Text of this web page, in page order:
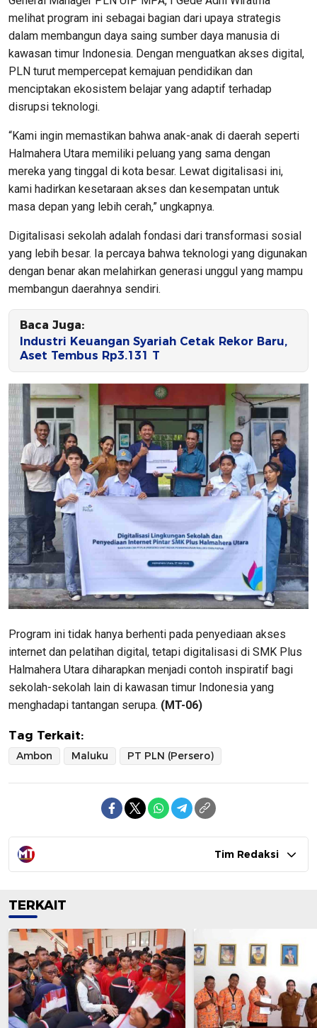
melihat program ini sebagai bagian dari upaya strategis
dalam membangun daya saing sumber daya manusia di
kawasan timur Indonesia. Dengan menguatkan akses digital,
PLN turut mempercepat kemajuan pendidikan dan
menciptakan ekosistem belajar yang adaptif terhadap
disrupsi teknologi.
“Kami ingin memastikan bahwa anak-anak di daerah seperti
Halmahera Utara memiliki peluang yang sama dengan
mereka yang tinggal di kota besar. Lewat digitalisasi ini,
kami hadirkan kesetaraan akses dan kesempatan untuk
masa depan yang lebih cerah,” ungkapnya.
Digitalisasi sekolah adalah fondasi dari transformasi sosial
yang lebih besar. Ia percaya bahwa teknologi yang digunakan
dengan benar akan melahirkan generasi unggul yang mampu
membangun daerahnya sendiri.
Baca Juga:
Industri Keuangan Syariah Cetak Rekor Baru,
Aset Tembus Rp3.131 T
Program ini tidak hanya berhenti pada penyediaan akses
internet dan pelatihan digital, tetapi digitalisasi di SMK Plus
Halmahera Utara diharapkan menjadi contoh inspiratif bagi
sekolah-sekolah lain di kawasan timur Indonesia yang
menghadapi tantangan serupa. (MT-06)
Tag Terkait:
Ambon Maluku PT PLN (Persero)
Tim Redaksi
TERKAIT